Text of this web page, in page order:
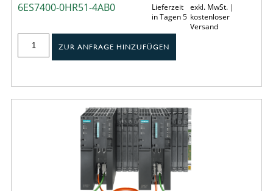
6ES7400-0HR51-4AB0
Lieferzeit
in Tagen 5
exkl. MwSt. |
kostenloser
Versand
ZUR ANFRAGE HINZUFÜGEN